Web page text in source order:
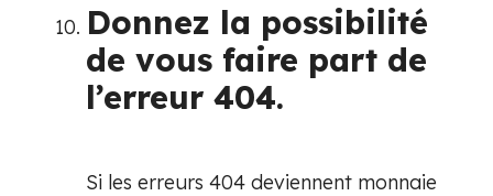
Donnez la possibilité
de vous faire part de
l’erreur 404.
Si les erreurs 404 deviennent monnaie